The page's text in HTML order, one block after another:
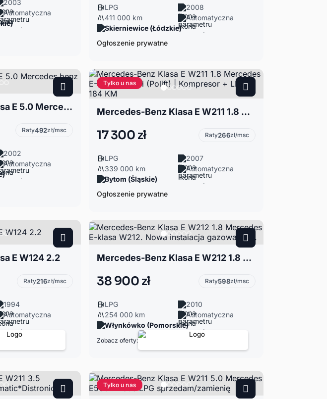
2003
Automatyczna
LPG
2008
411 000 km
Automatyczna
Skierniewice (Łódzkie)
Ogłoszenie prywatne
Mercedes-Benz Klasa E 5.0 Mercedes benz w211 e500
Raty492zł/msc
2002
Automatyczna
Tylko u nas
Mercedes-Benz Klasa E W211 1.8 Mercedes E-Klasa Kombi (Polift) | Kompresor + LPG | 184 KM
17 300 zł Raty266zł/msc
LPG
2007
339 000 km
Automatyczna
Bytom (Śląskie)
Ogłoszenie prywatne
E W124 2.2
Raty216zł/msc
1994
Automatyczna
Mercedes-Benz Klasa E W212 1.8 Mercedes E-klasa W212. Nowa instalacja gazowa LPG.
38 900 zł Raty598zł/msc
LPG
2010
254 000 km
Automatyczna
Włynkówko (Pomorskie)
Zobacz oferty:
Tylko u nas